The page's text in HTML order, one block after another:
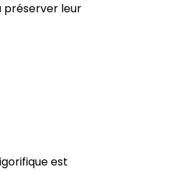
préserver leur
est